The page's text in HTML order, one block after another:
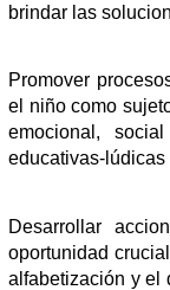
brindar las
Promover
el niño como
emocional,
educativas-lúdicas
Desarrollar
oportunidad
alfabetización y el